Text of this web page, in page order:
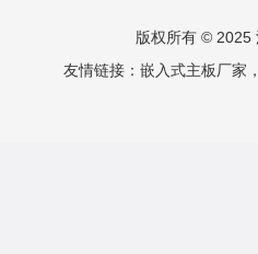
版权所有 © 2025
友情链接： 嵌入式主板厂家